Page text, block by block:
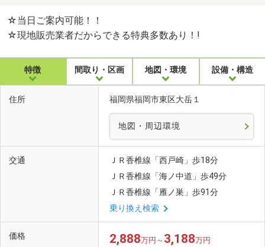
☆当日ご案内可能！！
☆現地販売業者だからできる特典多数あり！!
特徴 間取り・区画 地図・環境 設備・構造
住所 福岡県福岡市東区大岳１
地図・周辺環境
交通
ＪＲ香椎線「西戸崎」歩18分
ＪＲ香椎線「海ノ中道」歩49分
ＪＲ香椎線「雁ノ巣」歩91分
乗り換え検索
価格 2,888万円～ 3,188万円